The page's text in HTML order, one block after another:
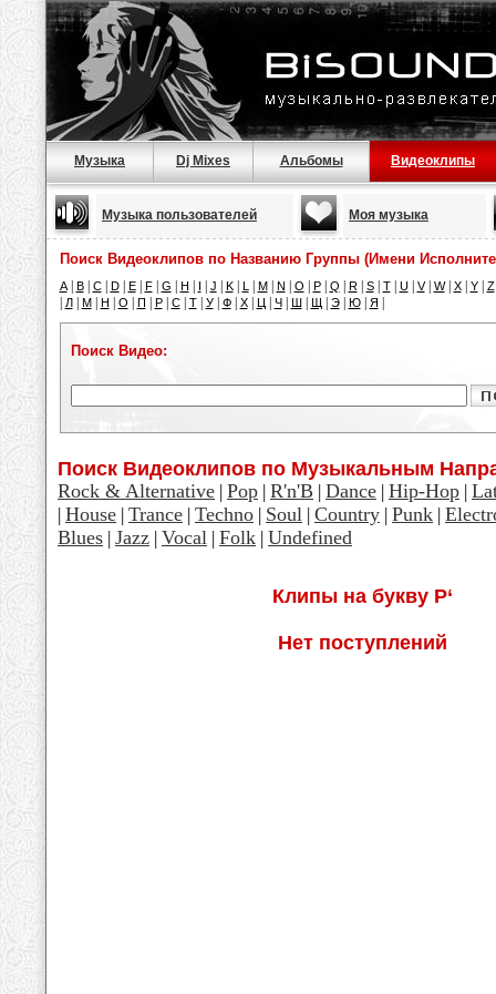
Музыка Dj Mixes Альбомы Видеоклипы
Музыка пользователей Моя музыка
Поиск Видеоклипов по Названию Группы (Имени
A| B| C| D| E| F| G H I J K| L | M| N O P| Q R| S| T| U| V| W| X| Y| Z
Л| М| Н О П Р| С| Т| У| Ф| Х| Ц| Ч| Ш| Щ| Э| Ю| Я
Поиск Видео:
Поиск Видеоклипов по Музыкальным
Rock & Alternative | Pop | R'n'B | Dance | Hip-Hop |
| House | Trance | Techno | Soul | Country | Punk |
Blues | Jazz | Vocal | Folk | Undefined
Клипы на букву Р‘
Нет поступлений